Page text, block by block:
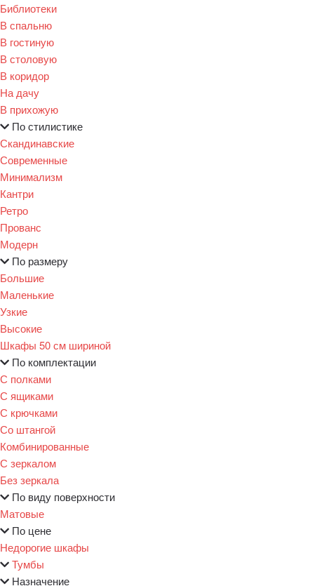
Библиотеки
В спальню
В гостиную
В столовую
В коридор
На дачу
В прихожую
По стилистике
Скандинавские
Современные
Минимализм
Кантри
Ретро
Прованс
Модерн
По размеру
Большие
Маленькие
Узкие
Высокие
Шкафы 50 см шириной
По комплектации
С полками
С ящиками
С крючками
Со штангой
Комбинированные
С зеркалом
Без зеркала
По виду поверхности
Матовые
По цене
Недорогие шкафы
Тумбы
Назначение